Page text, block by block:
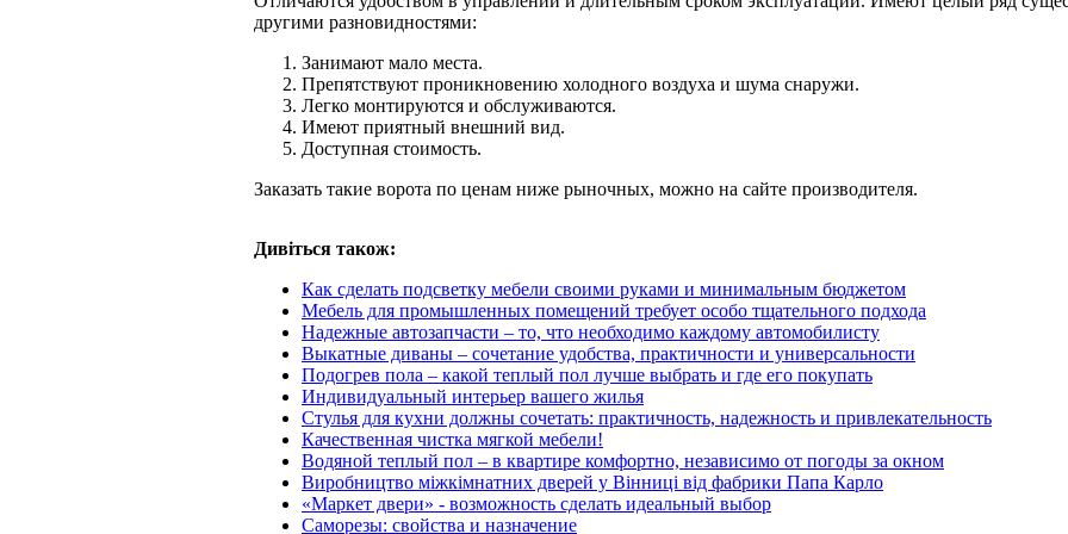
другими разновидностями:
Занимают мало места.
Препятствуют проникновению холодного воздуха и шума снаружи.
Легко монтируются и обслуживаются.
Имеют приятный внешний вид.
Доступная стоимость.
Заказать такие ворота по ценам ниже рыночных, можно на сайте производителя.
Дивіться також:
Как сделать подсветку мебели своими руками и минимальным бюджетом
Мебель для промышленных помещений требует особо тщательного подхода
Надежные автозапчасти – то, что необходимо каждому автомобилисту
Выкатные диваны – сочетание удобства, практичности и универсальности
Подогрев пола – какой теплый пол лучше выбрать и где его покупать
Индивидуальный интерьер вашего жилья
Стулья для кухни должны сочетать: практичность, надежность и привлекательность
Качественная чистка мягкой мебели!
Водяной теплый пол – в квартире комфортно, независимо от погоды за окном
Виробництво міжкімнатних дверей у Вінниці від фабрики Папа Карло
«Маркет двери» - возможность сделать идеальный выбор
Саморезы: свойства и назначение